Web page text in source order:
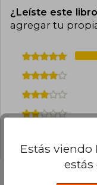
¿Leíste este
agregar tu
Estás viendo
estás